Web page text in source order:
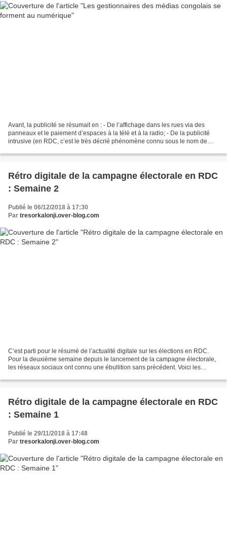
Avant, la publicité se résumait en : - De l’affichage dans les rues via des
panneaux et le paiement d’espaces à la télé et à la radio; - De la publicité
intrusive (en RDC, c’est le très décrié phénomène connu sous le nom de
Rétro digitale de la campagne électorale en RDC
: Semaine 2
Publié le 06/12/2018 à 17:30
Par tresorkalonji.over-blog.com
C’est parti pour le résumé de l’actualité digitale sur les élections en RDC.
Pour la deuxième semaine depuis le lancement de la campagne électorale,
les réseaux sociaux ont connu une ébullition sans précédent. Voici les
Rétro digitale de la campagne électorale en RDC
: Semaine 1
Publié le 29/11/2018 à 17:48
Par tresorkalonji.over-blog.com